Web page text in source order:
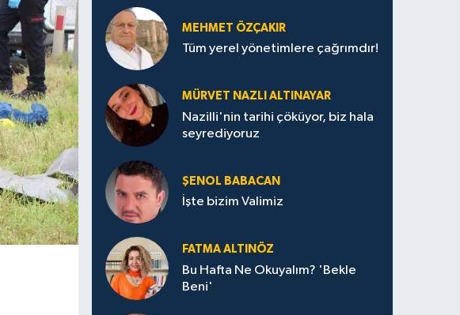
MEHMET ÖZÇAKIR
Tüm yerel yönetimlere çağrımdır!
MÜRVET NAZLI ALTINAYAR
Nazilli'nin tarihi çöküyor, biz hala
seyrediyoruz
ŞENOL BABACAN
İşte bizim Valimiz
FATMA ALTINÖZ
Bu Hafta Ne Okuyalım? 'Bekle
Beni'